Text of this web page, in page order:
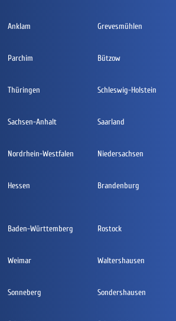
Anklam Grevesmühlen
Parchim Bützow
Thüringen Schleswig-Holstein
Sachsen-Anhalt Saarland
Nordrhein-Westfalen Niedersachsen
Hessen Brandenburg
Baden-Württemberg Rostock
Weimar Waltershausen
Sonneberg Sondershausen